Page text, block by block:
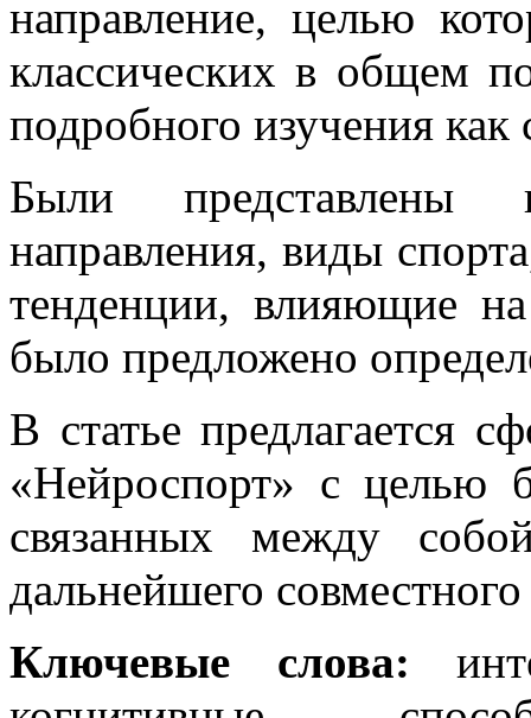
направление, целью
классических в общем
подробного изучения
Были представлены
направления, виды
тенденции, влияющие
было предложено
В статье предлагается
«Нейроспорт» с целью
связанных между
дальнейшего
Ключевые
слова: